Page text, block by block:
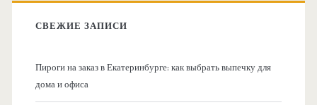
:
СВЕЖИЕ ЗАПИСИ
Пироги на заказ в Екатеринбурге: как выбрать выпечку для
дома и офиса